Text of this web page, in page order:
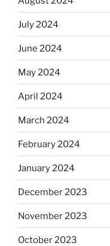
July 2024
June 2024
May 2024
April 2024
March 2024
February 2024
January 2024
December 2023
November 2023
October 2023